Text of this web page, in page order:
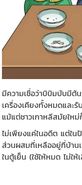
มีความเชื่อว่าบิบิมบับมีต้
เครื่องเคียงทั้งหมดและ
แม้แต่ชาวเกาหลีสมัยให
ไม่เพียงแค่ในอดีต แต่ใ
ส่วนผสมที่เหลืออยู่ที่บ้าน
ในตู้เย็น (ใช้ให้หมด ไม่ให้